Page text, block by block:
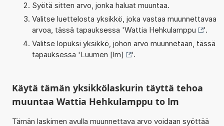
Syötä sitten arvo, jonka haluat muuntaa.
Valitse luettelosta yksikkö, joka vastaa muunnettavaa
arvoa, tässä tapauksessa 'Wattia Hehkulamppu
'.
Valitse lopuksi yksikkö, johon arvo muunnetaan, tässä
tapauksessa 'Luumen [lm] '.
Käytä tämän yksikkölaskurin täyttä tehoa
muuntaa Wattia Hehkulamppu to lm
Tämän laskimen avulla muunnettava arvo voidaan syöttää